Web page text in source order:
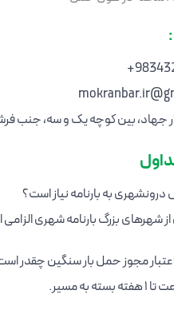
جهاد، بین کوچه یک و سه، جنب
از شهرهای بزرگ بارنامه شهری